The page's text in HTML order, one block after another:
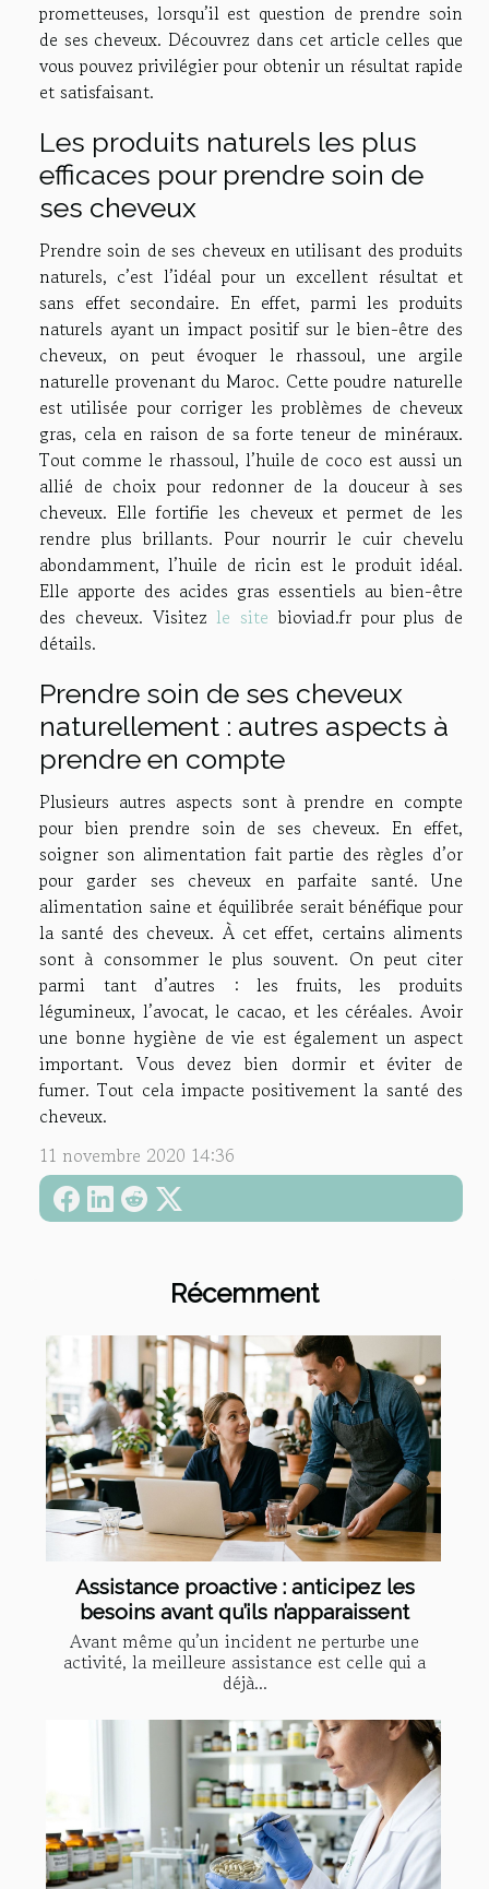
Récemment
Assistance proactive : anticipez les
besoins avant qu’ils n’apparaissent
Avant même qu’un incident ne perturbe une
activité, la meilleure assistance est celle qui a
déjà...
prometteuses, lorsqu’il est question de prendre soin
de ses cheveux. Découvrez dans cet article celles que
vous pouvez privilégier pour obtenir un résultat rapide
et satisfaisant.
Les produits naturels les plus
efficaces pour prendre soin de
ses cheveux
Prendre soin de ses cheveux en utilisant des produits
naturels, c’est l’idéal pour un excellent résultat et
sans effet secondaire. En effet, parmi les produits
naturels ayant un impact positif sur le bien-être des
cheveux, on peut évoquer le rhassoul, une argile
naturelle provenant du Maroc. Cette poudre naturelle
est utilisée pour corriger les problèmes de cheveux
gras, cela en raison de sa forte teneur de minéraux.
Tout comme le rhassoul, l’huile de coco est aussi un
allié de choix pour redonner de la douceur à ses
cheveux. Elle fortifie les cheveux et permet de les
rendre plus brillants. Pour nourrir le cuir chevelu
abondamment, l’huile de ricin est le produit idéal.
Elle apporte des acides gras essentiels au bien-être
des cheveux. Visitez le site bioviad.fr pour plus de
détails.
Prendre soin de ses cheveux
naturellement : autres aspects à
prendre en compte
Plusieurs autres aspects sont à prendre en compte
pour bien prendre soin de ses cheveux. En effet,
soigner son alimentation fait partie des règles d’or
pour garder ses cheveux en parfaite santé. Une
alimentation saine et équilibrée serait bénéfique pour
la santé des cheveux. À cet effet, certains aliments
sont à consommer le plus souvent. On peut citer
parmi tant d’autres : les fruits, les produits
légumineux, l’avocat, le cacao, et les céréales. Avoir
une bonne hygiène de vie est également un aspect
important. Vous devez bien dormir et éviter de
fumer. Tout cela impacte positivement la santé des
cheveux.
11 novembre 2020 14:36